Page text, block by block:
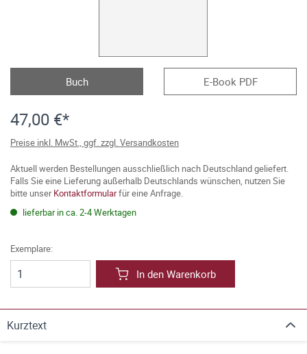
Buch E-Book PDF
47,00 €*
Preise inkl. MwSt., ggf. zzgl. Versandkosten
Aktuell werden Bestellungen ausschließlich nach Deutschland geliefert.
Falls Sie eine Lieferung außerhalb Deutschlands wünschen, nutzen Sie
bitte unserKontaktformularfür eine Anfrage.
lieferbar in ca. 2-4 Werktagen
Exemplare:
In den Warenkorb
Kurztext